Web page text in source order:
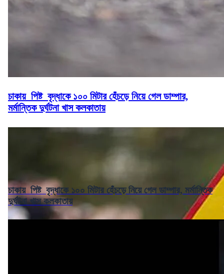
চাকায় পিষ্ট বৃদ্ধাকে ১০০ মিটার হেঁচড়ে নিয়ে গেল ডাম্পার,
মর্মান্তিক দুর্ঘটনা খাস কলকাতায়
চাকায় পিষ্ট বৃদ্ধাকে ১০০ মিটার হেঁচড়ে নিয়ে গেল ডাম্পার, মর্মান্তিক
দুর্ঘটনা খাস কলকাতায়